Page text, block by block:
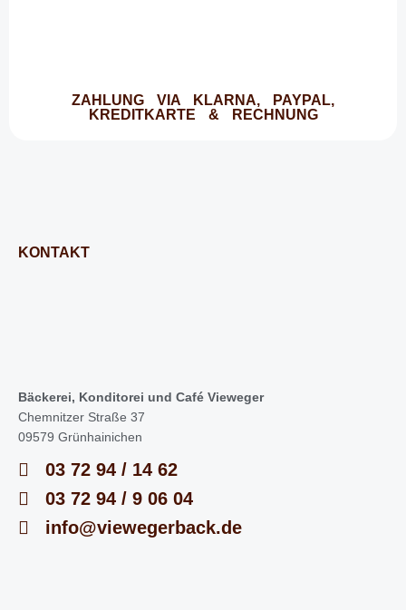
ZAHLUNG VIA KLARNA, PAYPAL,
KREDITKARTE & RECHNUNG
KONTAKT
Bäckerei, Konditorei und Café Vieweger
Chemnitzer Straße 37
09579 Grünhainichen
03 72 94 / 14 62
03 72 94 / 9 06 04
info@viewegerback.de